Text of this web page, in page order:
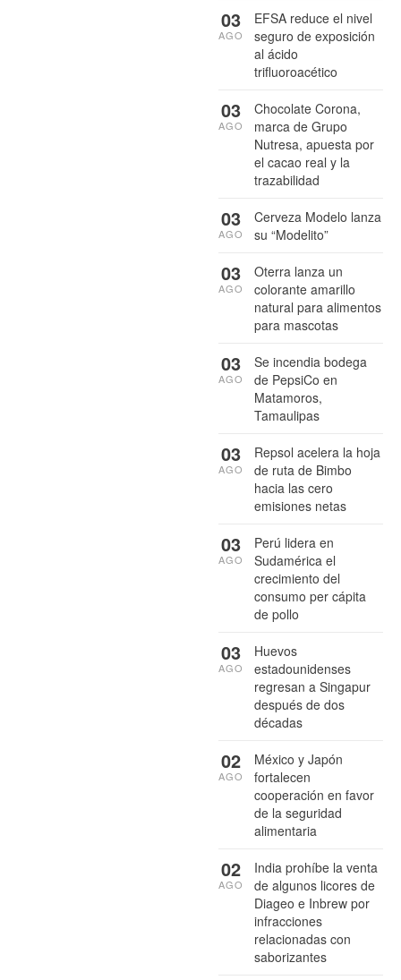
EFSA reduce el nivel
seguro de exposición
al ácido
trifluoroacético
03
AGO
Chocolate Corona,
marca de Grupo
Nutresa, apuesta por
el cacao real y la
trazabilidad
03
AGO
Cerveza Modelo lanza
su “Modelito”
03
AGO
Oterra lanza un
colorante amarillo
natural para alimentos
para mascotas
03
AGO
Se incendia bodega
de PepsiCo en
Matamoros,
Tamaulipas
03
AGO
Repsol acelera la hoja
de ruta de Bimbo
hacia las cero
emisiones netas
03
AGO
Perú lidera en
Sudamérica el
crecimiento del
consumo per cápita
de pollo
03
AGO
Huevos
estadounidenses
regresan a Singapur
después de dos
décadas
03
AGO
México y Japón
fortalecen
cooperación en favor
de la seguridad
alimentaria
02
AGO
India prohíbe la venta
de algunos licores de
Diageo e Inbrew por
infracciones
relacionadas con
saborizantes
02
AGO